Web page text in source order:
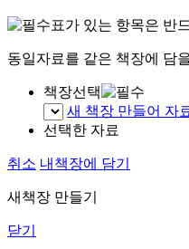
표가 있는 항목은 반
동일자료를 같은 책장에 담
책장선택
새 책장 만들어 자
선택한 자료
취소 내책장에 담기
새책장 만들기
닫기